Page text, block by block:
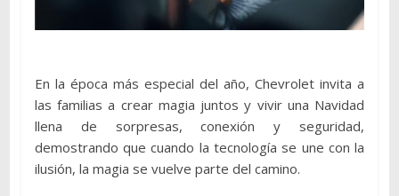
En la época más especial del año, Chevrolet invita a
las familias a crear magia juntos y vivir una Navidad
llena de sorpresas, conexión y seguridad,
demostrando que cuando la tecnología se une con la
ilusión, la magia se vuelve parte del camino.